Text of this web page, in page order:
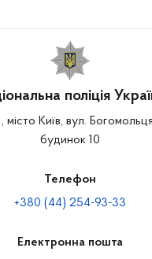
поліція
місто Київ, вул.
будинок 10
Телефон
+380 (44) 254-93-33
Електронна пошта